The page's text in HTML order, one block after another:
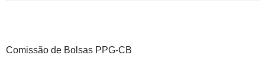
Comissão de Bolsas PPG-CB